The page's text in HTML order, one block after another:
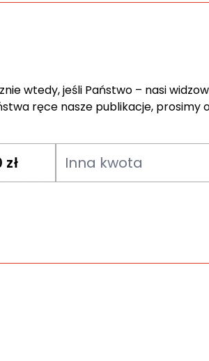
wtedy, jeśli Państwo – nasi
ręce nasze publikacje, prosimy
zł